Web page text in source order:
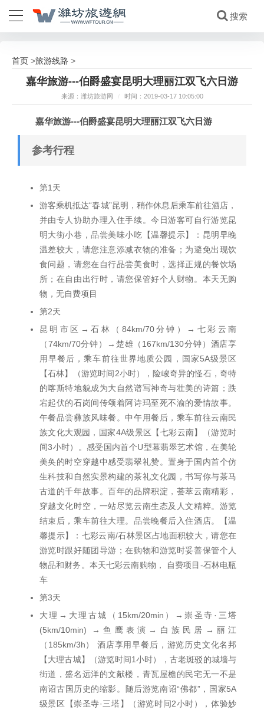
首页 >旅游线路 >
嘉华旅游---伯爵盛宴昆明大理丽江双飞六日游
来源：潍坊旅游网 / 时间：2019-03-17 10:05:00
嘉华旅游---伯爵盛宴昆明大理丽江双飞六日游
参考行程
第1天
游客乘机抵达“春城”昆明，稍作休息后乘车前往酒店，
并由专人协助办理入住手续。今日游客可自行游览昆
明大街小巷，品尝美味小吃【温馨提示】：昆明早晚
温差较大，请您注意添减衣物的准备；为避免出现饮
食问题，请您在自行品尝美食时，选择正规的餐饮场
所；在自由出行时，请您保管好个人财物。本天无购
物，无自费项目
第2天
昆明市区→石林（84km/70分钟）→七彩云南
（74km/70分钟）→楚雄（167km/130分钟）酒店享
用早餐后，乘车前往世界地质公园，国家5A级景区
【石林】（游览时间2小时），险峻奇异的怪石，奇特
的喀斯特地貌成为大自然谱写神奇与壮美的诗篇；跌
宕起伏的石岗间传颂着阿诗玛至死不渝的爱情故事。
午餐品尝彝族风味餐。中午用餐后，乘车前往云南民
族文化大观园，国家4A级景区【七彩云南】（游览时
间3小时）。感受国内首个U型幕翡翠艺术馆，在美轮
美奂的时空穿越中感受翡翠礼赞。置身于国内首个仿
生科技和自然实景构建的茶礼文化园，书写你与茶马
古道的千年故事。百年的品牌积淀，荟萃云南精彩，
穿越文化时空，一站尽览云南生态及人文精粹。游览
结束后，乘车前往大理。品尝晚餐后入住酒店。【温
馨提示】：七彩云南/石林景区占地面积较大，请您在
游览时跟好随团导游；在购物和游览时妥善保管个人
物品和财务。本天七彩云南购物， 自费项目-石林电瓶
车
第3天
大理→大理古城（15km/20min）→崇圣寺·三塔
(5km/10min) →鱼鹰表演→白族民居→丽江
（185km/3h） 酒店享用早餐后，游览历史文化名邦
【大理古城】（游览时间1小时），古老斑驳的城墙与
街道，盛名远洋的文献楼，青瓦屋檐的民宅无一不是
南诏古国历史的缩影。随后游览南诏“佛都”，国家5A
级景区【崇圣寺·三塔】（游览时间2小时），体验妙